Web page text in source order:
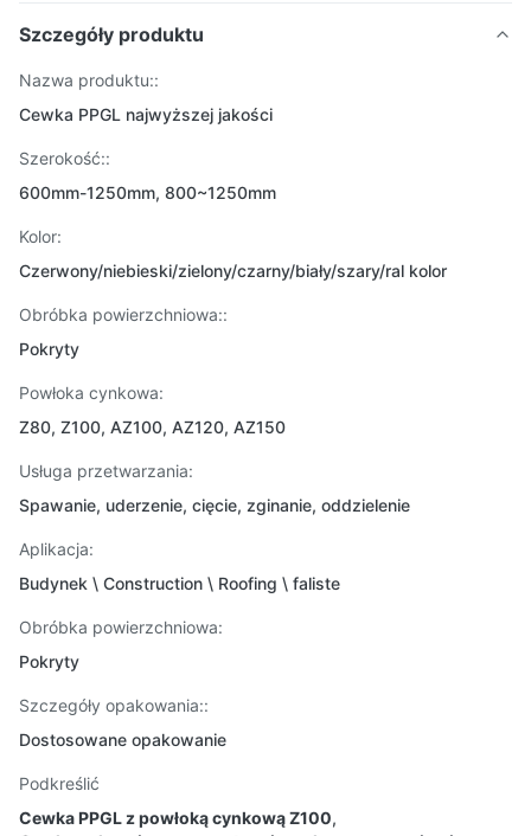
Szczegóły produktu
Nazwa produktu::
Cewka PPGL najwyższej jakości
Szerokość::
600mm-1250mm, 800~1250mm
Kolor:
Czerwony/niebieski/zielony/czarny/biały/szary/ral kolor
Obróbka powierzchniowa::
Pokryty
Powłoka cynkowa:
Z80, Z100, AZ100, AZ120, AZ150
Usługa przetwarzania:
Spawanie, uderzenie, cięcie, zginanie, oddzielenie
Aplikacja:
Budynek \ Construction \ Roofing \ faliste
Obróbka powierzchniowa:
Pokryty
Szczegóły opakowania::
Dostosowane opakowanie
Podkreślić
Cewka PPGL z powłoką cynkową Z100,